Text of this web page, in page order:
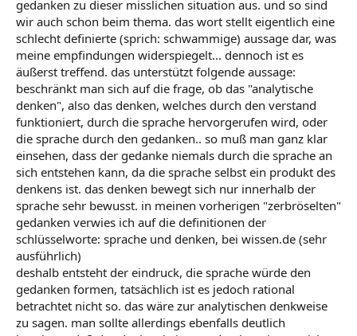
gedanken zu dieser misslichen situation aus. und so sind
wir auch schon beim thema. das wort stellt eigentlich eine
schlecht definierte (sprich: schwammige) aussage dar, was
meine empfindungen widerspiegelt... dennoch ist es
äußerst treffend. das unterstützt folgende aussage:
beschränkt man sich auf die frage, ob das "analytische
denken", also das denken, welches durch den verstand
funktioniert, durch die sprache hervorgerufen wird, oder
die sprache durch den gedanken.. so muß man ganz klar
einsehen, dass der gedanke niemals durch die sprache an
sich entstehen kann, da die sprache selbst ein produkt des
denkens ist. das denken bewegt sich nur innerhalb der
sprache sehr bewusst. in meinen vorherigen "zerbröselten"
gedanken verwies ich auf die definitionen der
schlüsselworte: sprache und denken, bei wissen.de (sehr
ausführlich)
deshalb entsteht der eindruck, die sprache würde den
gedanken formen, tatsächlich ist es jedoch rational
betrachtet nicht so. das wäre zur analytischen denkweise
zu sagen. man sollte allerdings ebenfalls deutlich